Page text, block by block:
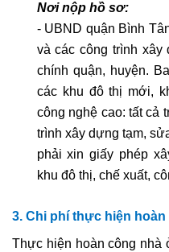
Nơi nộp hồ sơ:
- UBND quận Bình
và các công trình
chính quận, huyện.
các khu đô thị mới,
công nghệ cao: tất cả
trình xây dựng tạm,
phải xin giấy phép
khu đô thị, chế xuất,
3. Chi phí thực hiện
Thực hiện hoàn công nhà